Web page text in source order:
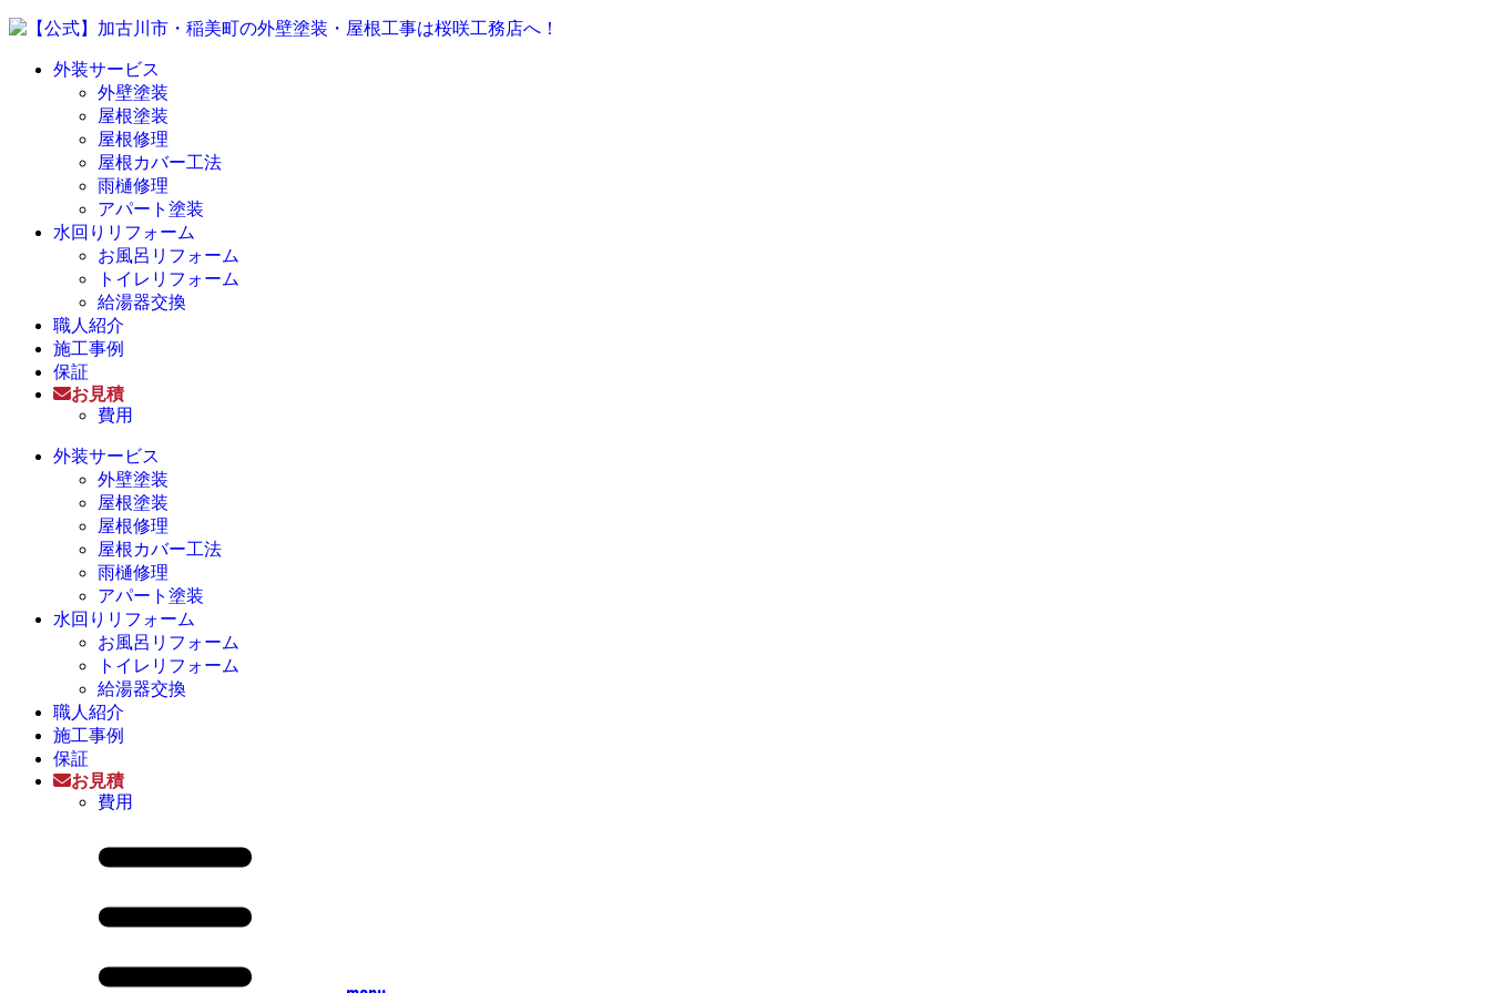
外装サービス
外壁塗装
屋根塗装
屋根修理
屋根カバー工法
雨樋修理
アパート塗装
水回りリフォーム
お風呂リフォーム
トイレリフォーム
給湯器交換
職人紹介
施工事例
保証
お見積
費用
外装サービス
外壁塗装
屋根塗装
屋根修理
屋根カバー工法
雨樋修理
アパート塗装
水回りリフォーム
お風呂リフォーム
トイレリフォーム
給湯器交換
職人紹介
施工事例
保証
お見積
費用